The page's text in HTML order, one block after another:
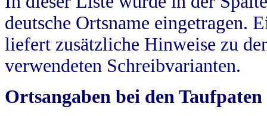
deutsche Ortsname eingetragen.
liefert zusätzliche Hinweise zu
verwendeten Schreibvarianten.
Ortsangaben bei den Taufpaten